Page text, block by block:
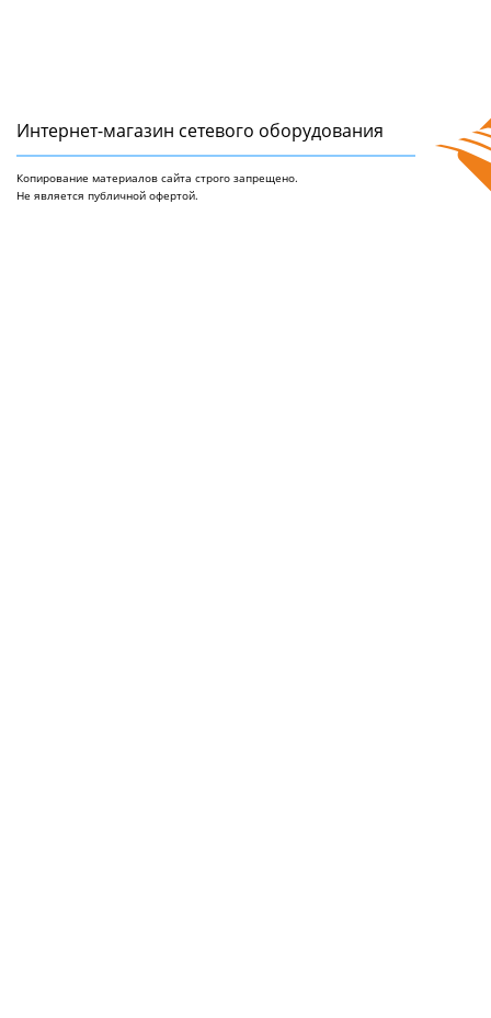
Интернет-магазин сетeвого оборудования
Копирование материалов сайта строго запрещено.
Не является публичной офертой.